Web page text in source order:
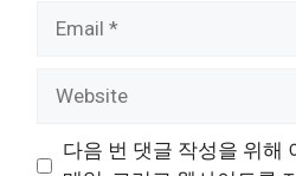
다음 번 댓글 작성을 위해